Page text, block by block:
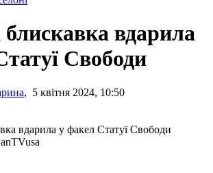
вдарила
Свободи
, 5 квітня 2024, 10:50